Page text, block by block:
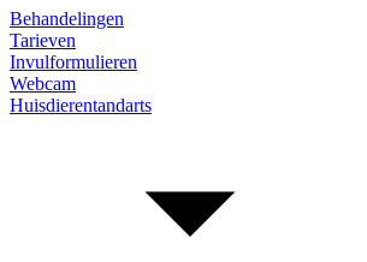
Behandelingen
Tarieven
Invulformulieren
Webcam
Huisdierentandarts